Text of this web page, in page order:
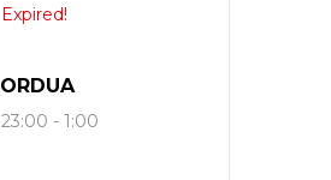
Expired!
ORDUA
23:00 - 1:00